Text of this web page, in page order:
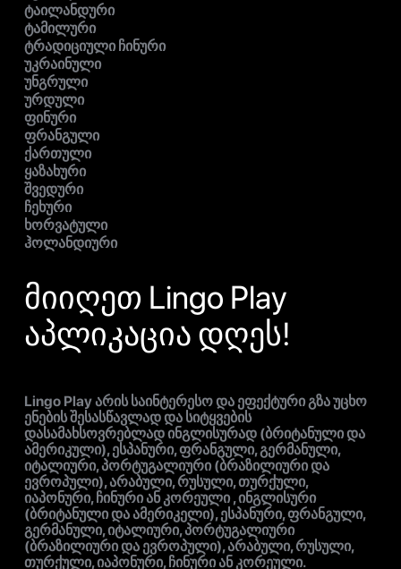
ტაილანდური
ტამილური
ტრადიციული ჩინური
უკრაინული
უნგრული
ურდული
ფინური
ფრანგული
ქართული
ყაზახური
შვედური
ჩეხური
ხორვატული
ჰოლანდიური
მიიღეთ Lingo Play
აპლიკაცია დღეს!
Lingo Play არის საინტერესო და ეფექტური გზა უცხო
ენების შესასწავლად და სიტყვების
დასამახსოვრებლად ინგლისურად (ბრიტანული და
ამერიკული), ესპანური, ფრანგული, გერმანული,
იტალიური, პორტუგალიური (ბრაზილიური და
ევროპული), არაბული, რუსული, თურქული,
იაპონური, ჩინური ან კორეული , ინგლისური
(ბრიტანული და ამერიკელი), ესპანური, ფრანგული,
გერმანული, იტალიური, პორტუგალიური
(ბრაზილიური და ევროპული), არაბული, რუსული,
თურქული, იაპონური, ჩინური ან კორეული.